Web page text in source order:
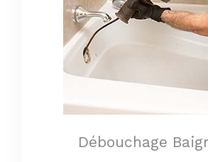
Débouchage